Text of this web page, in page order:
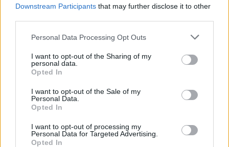
Downstream Participants that may further disclose it to other
Please note that this website/app uses one or more Google
not limited to your visit or usage behaviour. You may click to
grant or deny consent to Google and its third-party tags to
use your data for below specified purposes in below Google
consent section.
Personal Data Processing Opt Outs
I want to opt-out of the Sharing of my
personal data.
Opted In
I want to opt-out of the Sale of my
Personal Data.
Opted In
I want to opt-out of processing my
Personal Data for Targeted Advertising.
Opted In
kaznodzieja— Kaznodzieja — co to właściwie znaczy?
Mogą Cię zainteresować również hasła